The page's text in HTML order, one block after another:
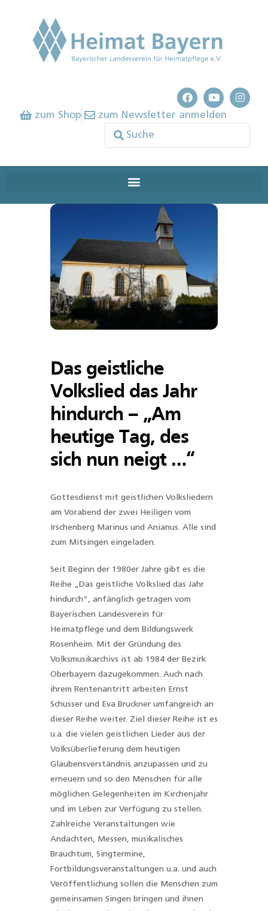
zum Shop zum Newsletter anmelden
Das geistliche
Volkslied das Jahr
hindurch – „Am
heutige Tag, des
sich nun neigt …“
Gottesdienst mit geistlichen Volksliedern
am Vorabend der zwei Heiligen vom
Irschenberg Marinus und Anianus. Alle sind
zum Mitsingen eingeladen.
Seit Beginn der 1980er Jahre gibt es die
Reihe „Das geistliche Volkslied das Jahr
hindurch“, anfänglich getragen vom
Bayerischen Landesverein für
Heimatpflege und dem Bildungswerk
Rosenheim. Mit der Gründung des
Volksmusikarchivs ist ab 1984 der Bezirk
Oberbayern dazugekommen. Auch nach
ihrem Rentenantritt arbeiten Ernst
Schusser und Eva Bruckner umfangreich an
dieser Reihe weiter. Ziel dieser Reihe ist es
u.a. die vielen geistlichen Lieder aus der
Volksüberlieferung dem heutigen
Glaubensverständnis anzupassen und zu
erneuern und so den Menschen für alle
möglichen Gelegenheiten im Kirchenjahr
und im Leben zur Verfügung zu stellen.
Zahlreiche Veranstaltungen wie
Andachten, Messen, musikalisches
Brauchtum, Singtermine,
Fortbildungsveranstaltungen u.a. und auch
Veröffentlichung sollen die Menschen zum
gemeinsamen Singen bringen und ihnen